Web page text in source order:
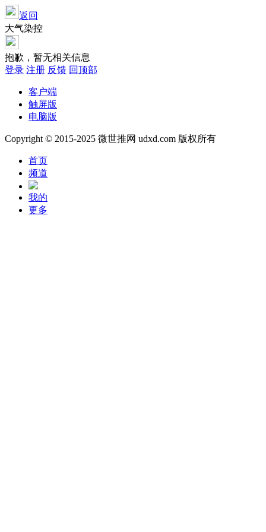
返回
大气染控
抱歉，暂无相关信息
登录 注册 反馈 回顶部
客户端
触屏版
电脑版
Copyright © 2015-2025 微世推网 udxd.com 版权所有
首页
频道
我的
更多